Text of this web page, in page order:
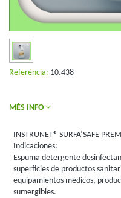
Referència: 10.438
MÉS INFO
INSTRUNET® SURFA’SAFE
Indicaciones:
Espuma detergente
superficies de productos
equipamientos médicos,
sumergibles.